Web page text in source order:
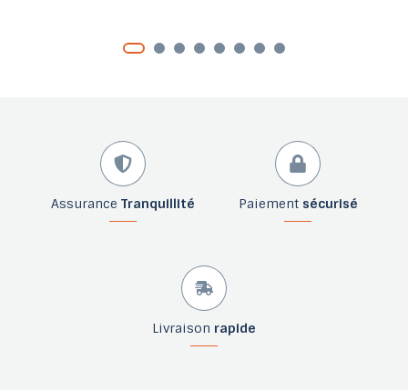
Assurance Tranquillité Paiement sécurisé
Livraison rapide